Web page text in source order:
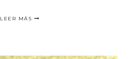
LEER MÁS
CABELLO